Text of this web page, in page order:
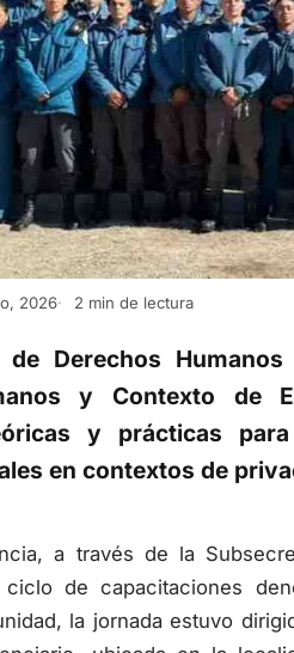
2026 2 min de lectura
y Contexto de
y prácticas
en contextos de
de capacitaciones
la jornada estuvo
ubicada en la